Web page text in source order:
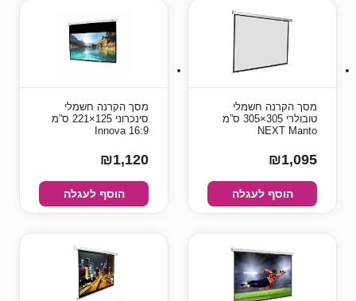
מסך הקרנה חשמלי
טובולרי 305×305 ס”מ
NEXT Manto
₪1,095
הוסף לעגלה
מסך הקרנה חשמלי
סינכרוני 125×221 ס”מ
16:9 Innova
₪1,120
הוסף לעגלה